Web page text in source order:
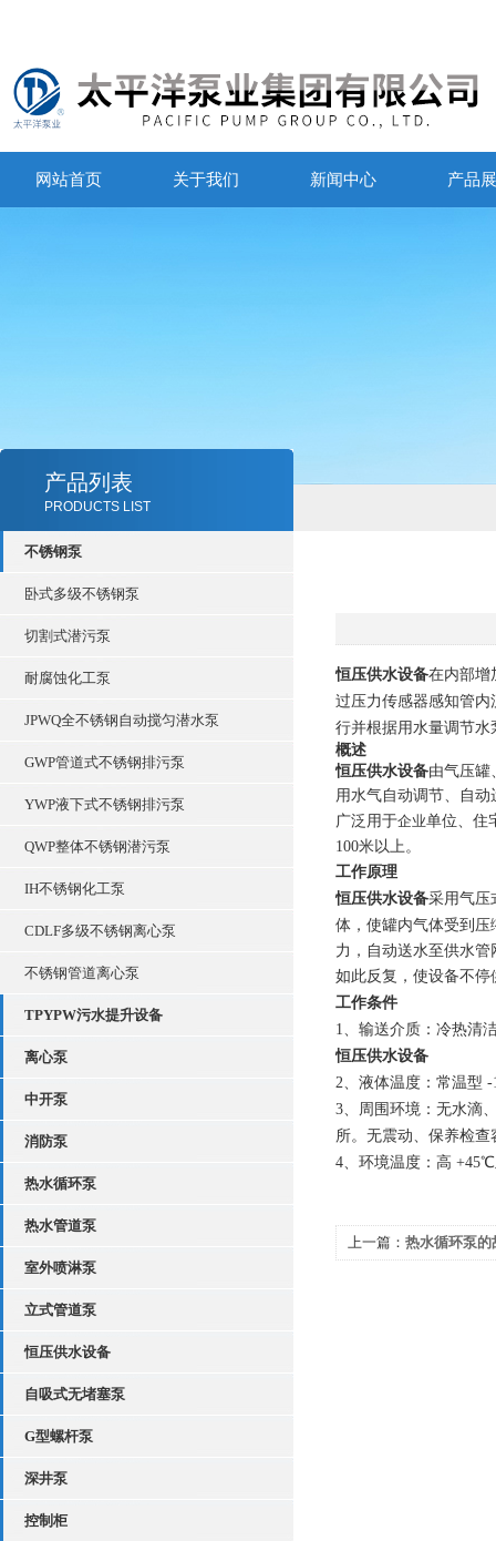
网站首页 关于我们 新闻中心 产品
产品列表
PRODUCTS LIST
不锈钢泵
卧式多级不锈钢泵
切割式潜污泵
耐腐蚀化工泵
JPWQ全不锈钢自动搅匀潜水泵
GWP管道式不锈钢排污泵
YWP液下式不锈钢排污泵
QWP整体不锈钢潜污泵
IH不锈钢化工泵
CDLF多级不锈钢离心泵
不锈钢管道离心泵
TPYPW污水提升设备
离心泵
中开泵
消防泵
热水循环泵
热水管道泵
室外喷淋泵
立式管道泵
恒压供水设备
自吸式无堵塞泵
G型螺杆泵
深井泵
控制柜
恒压供水设备在内部增
过压力传感器感知管
行并根据用水量调节
概述
恒压供水设备由气压罐
用水气自动调节、自
广泛用于企业单位、住
100米以上。
工作原理
恒压供水设备采用气压
体，使罐内气体受到
力，自动送水至供水
如此反复，使设备不停
工作条件
1、输送介质：冷热清
恒压供水设备
2、液体温度：常温型
3、周围环境：无水滴
所。无震动、保养检查
4、环境温度：高
上一篇： 热水循环泵的